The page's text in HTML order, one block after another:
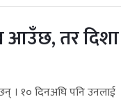
आउँछ, तर दिशा
। १० दिनअघि पनि उनलाई